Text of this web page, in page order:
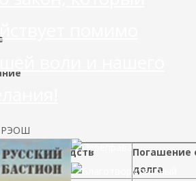
средств
Погашение
долга
помимо
РЭОШ